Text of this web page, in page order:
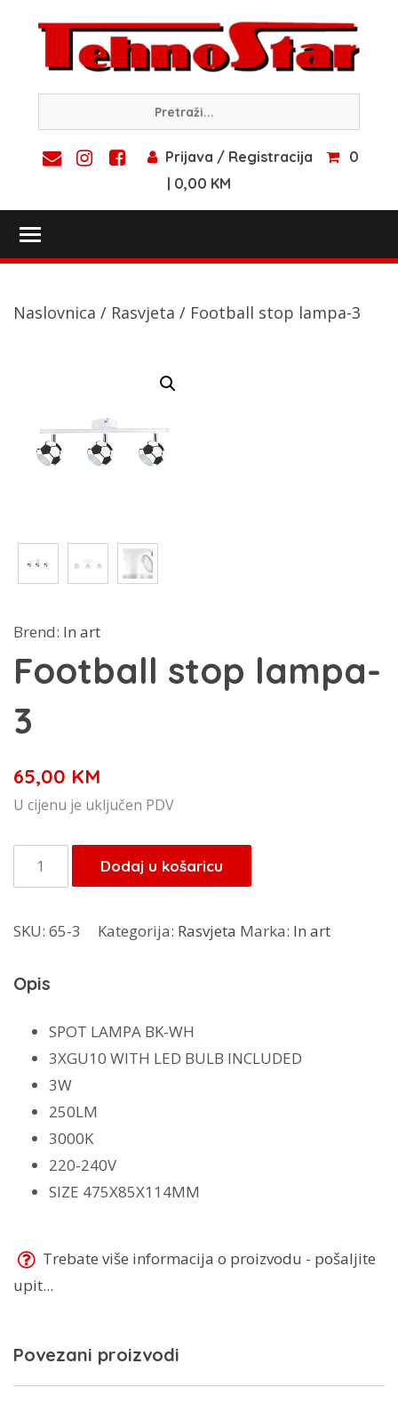
content
Prijava / Registracija
0
| 0,00 KM
Naslovnica / Rasvjeta / Football stop lampa-3
Brend: In art
Football stop lampa-
3
65,00 KM
U cijenu je uključen PDV
Football
stop
3
Dodaj u košaricu
SKU: 65-3 Kategorija: Rasvjeta Marka: In art
Opis
SPOT LAMPA BK-WH
3XGU10 WITH LED BULB INCLUDED
3W
250LM
3000K
220-240V
SIZE 475X85X114MM
Trebate više informacija o proizvodu - pošaljite
upit...
Povezani proizvodi